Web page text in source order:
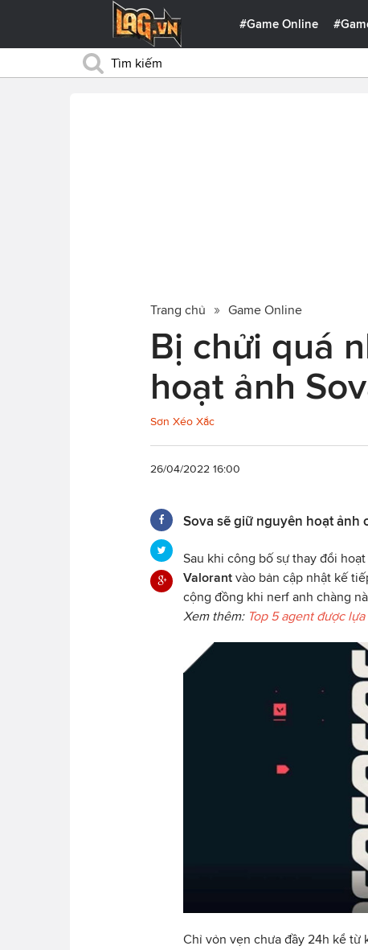
#Game Online
Trang chủ Game Online
Bị chửi quá
hoạt ảnh
Sơn Xéo Xắc
26/04/2022 16:00
Sova sẽ giữ nguyên hoạt ảnh
Sau khi công bố sự thay đổi
Valorant vào bản cập nhật kế
cộng đồng khi nerf anh chàng
Xem thêm: Top 5 agent được
Chỉ vỏn vẹn chưa đầy 24h kể từ